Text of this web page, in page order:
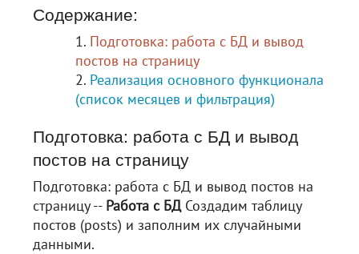
Содержание:
Подготовка: работа с БД и вывод
постов на страницу
Реализация основного функционала
(список месяцев и фильтрация)
Подготовка: работа с БД и вывод
постов на страницу
Подготовка: работа с БД и вывод постов на
страницу -- Работа с БДСоздадим таблицу
постов (posts) и заполним их случайными
данными.